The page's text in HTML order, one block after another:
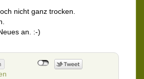
nicht ganz trocken.
an. :-)